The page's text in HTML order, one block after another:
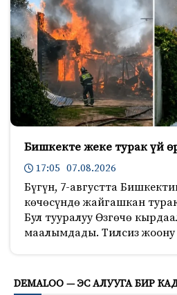
Бишкекте жеке турак үй
17:05 07.08.2026
Бүгүн, 7-августта
көчөсүндө жайгашкан
Бул тууралуу Өзгөчө
маалымдады. Тилсиз жоону
DEMALOO — ЭС АЛУУГА БИР